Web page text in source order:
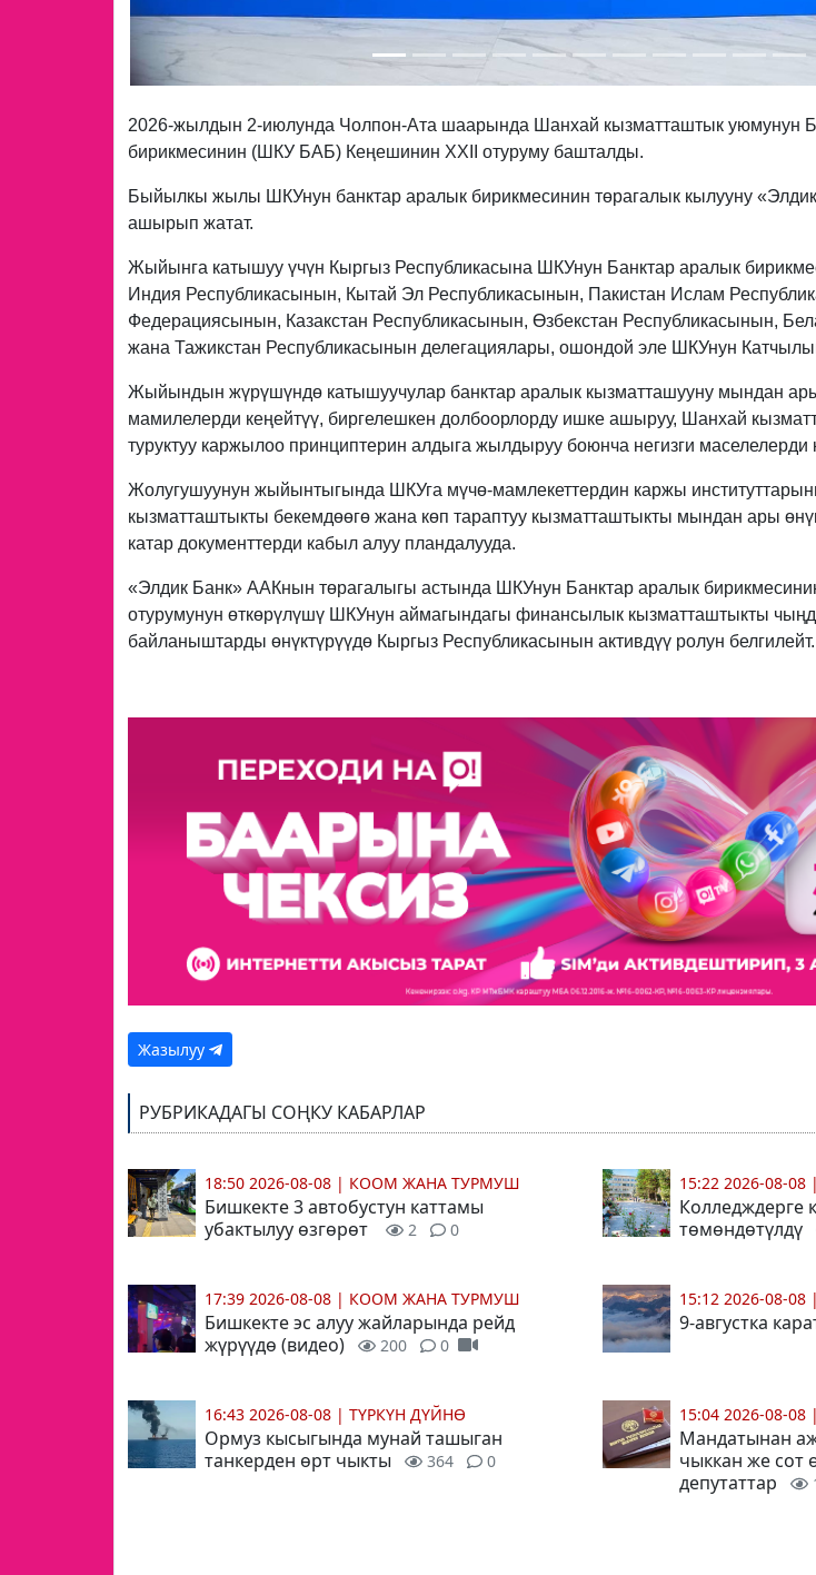
2026-жылдын 2-июлунда Чолпон-Ата шаарында Шанхай кызматташтык уюмунун
бирикмесинин (ШКУ БАБ) Кеңешинин XXII отуруму башталды.
Быйылкы жылы ШКУнун банктар аралык бирикмесинин төрагалык кылууну
ашырып жатат.
Жыйынга катышуу үчүн Кыргыз Республикасына ШКУнун Банктар аралык
Индия Республикасынын, Кытай Эл Республикасынын, Пакистан Ислам
Федерациясынын, Казакстан Республикасынын, Өзбекстан Республикасынын,
жана Тажикстан Республикасынын делегациялары, ошондой эле ШКУнун
Жыйындын жүрүшүндө катышуучулар банктар аралык кызматташууну мындан ары
мамилелерди кеңейтүү, биргелешкен долбоорлорду ишке ашыруу, Шанхай
туруктуу каржылоо принциптерин алдыга жылдыруу боюнча негизги маселелерди
Жолугушуунун жыйынтыгында ШКУга мүчө-мамлекеттердин каржы
кызматташтыкты бекемдөөгө жана көп тараптуу кызматташтыкты мындан ары
катар документтерди кабыл алуу пландалууда.
«Элдик Банк» ААКнын төрагалыгы астында ШКУнун Банктар аралык
отурумунун өткөрүлүшү ШКУнун аймагындагы финансылык кызматташтыкты
байланыштарды өнүктүрүүдө Кыргыз Республикасынын активдүү ролун белгилейт.
Жазылуу
РУБРИКАДАГЫ СОҢКУ КАБАРЛАР
18:50 2026-08-08 | КООМ ЖАНА ТУРМУШ
Бишкекте 3 автобустун каттамы
убактылуу өзгөрөт
2 0
17:39 2026-08-08 | КООМ ЖАНА ТУРМУШ
Бишкекте эс алуу жайларында рейд
жүрүүдө (видео)
200 0
16:43 2026-08-08 | ТҮРКҮН ДҮЙНӨ
Ормуз кысыгында мунай ташыган
танкерден өрт чыкты
364 0
15:22 2026-08-08 |
Колледждерге
төмөндөтүлдү
15:12 2026-08-08 |
9-августка
15:04 2026-08-08 |
Мандатынан
чыккан же сот
депутаттар